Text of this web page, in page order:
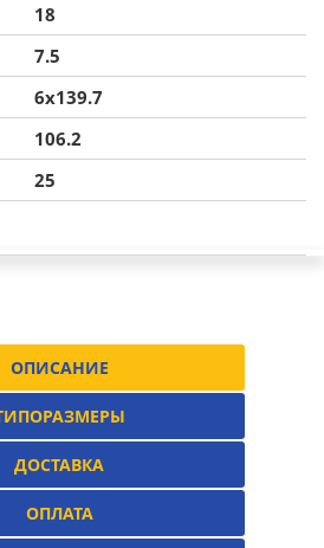
18
7.5
6x139.7
106.2
25
ОПИСАНИЕ
ДОСТАВКА
ОПЛАТА